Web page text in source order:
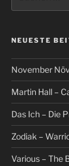
NEUESTE
November
Martin Hall –
Das Ich – Die
Zodiak –
Various – The